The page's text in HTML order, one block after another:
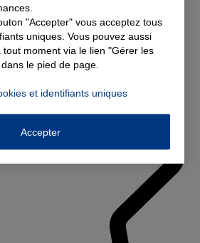
"Accepter" vous acceptez tous
uniques. Vous pouvez aussi
tout moment via le lien "Gérer les
le pied de page.
et identifiants uniques
Accepter